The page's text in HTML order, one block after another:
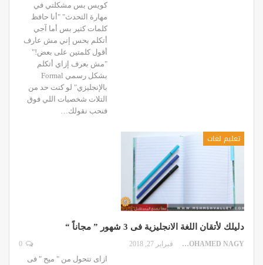
كويس بس مشكلتي في
مهارة التحدث" "أنا حافظ
كلمات كتير بس أما آجي
أتكلم بحس إني مش عارف
أقول كلمتين على بعض!"
"مش بعرف إزاي أتكلم
بشكل رسمي Formal
بالإنجليزي" لو كنت حد من
التلات شخصيات اللي فوق
فنحب نقولك…
تعليم لغات
دليلك لأتقان اللغة الانجليزية فى 3 شهور ” مجاناً “
MOHAMED NAGY فبراير 27, 2018
ازاى تتحول من " ميح " فى